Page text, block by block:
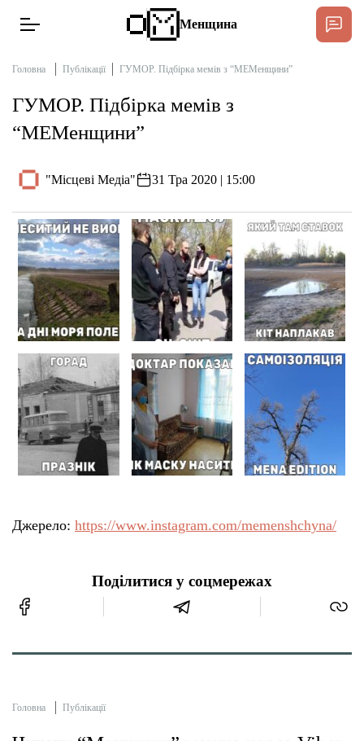
Новини
Інтерв’ю
Тексти
Публікації
Про нас
Бюджет
Тендери
Довідник
Рекламні прайси
Підтримати «місцевих»
Менщина
Головна Публікації ГУМОР. Підбірка мемів з “МЕМенщини”
ГУМОР. Підбірка мемів з
“МЕМенщини”
"Місцеві Медіа" 31 Тра 2020 | 15:00
Джерело: https://www.instagram.com/memenshchyna/
Поділитися у соцмережах
Головна Публікації